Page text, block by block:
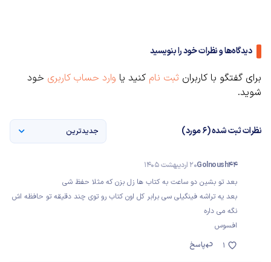
دیدگاه‌ها و نظرات خود را بنویسید
برای گفتگو با کاربران ثبت نام کنید یا وارد حساب کاربری خود
شوید.
نظرات ثبت شده (6 مورد) جدیدترین
Golnoush4420 اردیبهشت 1405
بعد تو بشین دو ساعت به کتاب ها زل بزن که مثلا حفظ شی
بعد یه تراشه فینگیلی سی برابر کل اون کتاب رو توی چند دقیقه تو حافظه اش
نگه می داره
افسوس
پاسخ
1